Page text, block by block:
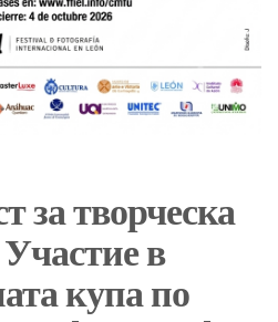
за творческа
в
купа по